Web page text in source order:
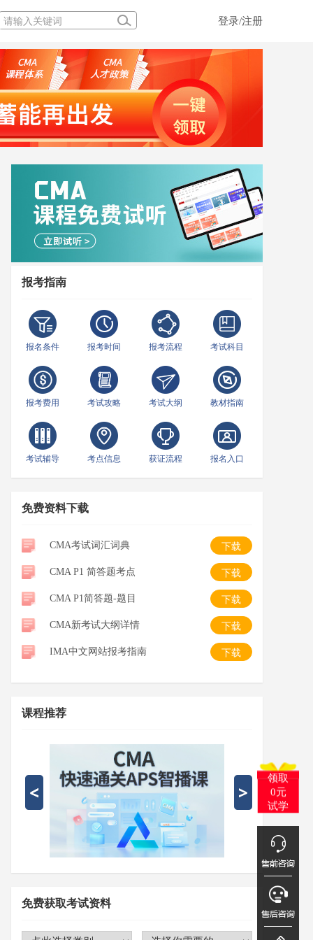
登录/注册
报考指南
报名条件 报考时间 报考流程 考试科目
报考费用 考试攻略 考试大纲 教材指南
考试辅导 考点信息 获证流程 报名入口
免费资料下载
CMA考试词汇词典 下载
CMA P1 简答题考点 下载
CMA P1简答题-题目 下载
CMA新考试大纲详情 下载
IMA中文网站报考指南 下载
课程推荐
免费获取考试资料
领取
0元